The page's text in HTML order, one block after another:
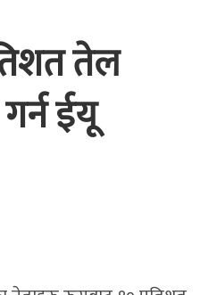
तेल
ईयू